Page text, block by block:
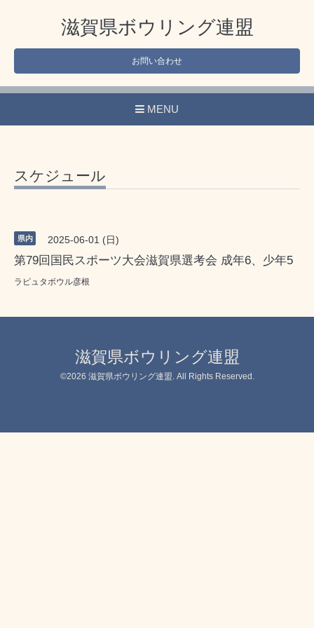
滋賀県ボウリング連盟
お問い合わせ
MENU
スケジュール
県内 2025-06-01 (日)
第79回国民スポーツ大会滋賀県選考会 成年6、少年5
ラピュタボウル彦根
滋賀県ボウリング連盟
©2026 滋賀県ボウリング連盟 . All Rights Reserved.